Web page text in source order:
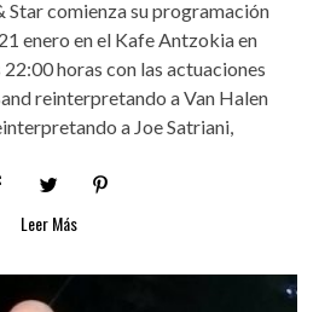
Star comienza su programación
enero en el Kafe Antzokia en
horas con las actuaciones
reinterpretando a Van Halen
a Joe Satriani,
Leer Más